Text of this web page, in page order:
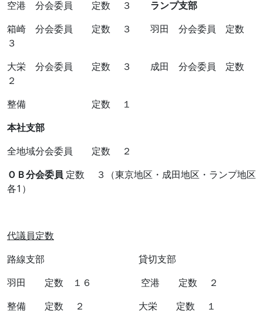
空港 分会委員 定数 ３ ランプ支部
箱崎 分会委員 定数 ３ 羽田 分会委員 定数
３
大栄 分会委員 定数 ３ 成田 分会委員 定数
２
整備 定数 １
本社支部
全地域分会委員 定数 ２
ＯＢ分会委員 定数 ３（東京地区・成田地区・ランプ地区
各1）
代議員定数
路線支部 貸切支部
羽田 定数 １６ 空港 定数 ２
整備 定数 ２ 大栄 定数 １